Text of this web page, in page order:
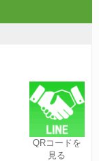
QRコードを
見る